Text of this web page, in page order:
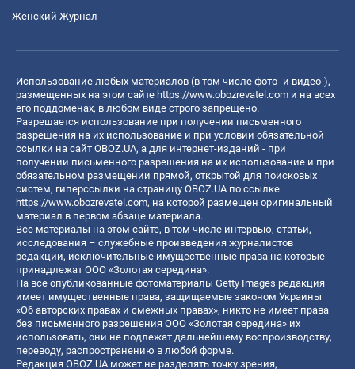
Женский Журнал
Использование любых материалов (в том числе фото- и видео-),
размещенных на этом сайте https://www.obozrevatel.com и на всех
его поддоменах, в любом виде строго запрещено.
Разрешается использование при получении письменного
разрешения на их использование и при условии обязательной
ссылки на сайт OBOZ.UA, а для интернет-изданий - при
получении письменного разрешения на их использование и при
обязательном размещении прямой, открытой для поисковых
систем, гиперссылки на страницу OBOZ.UA по ссылке
https://www.obozrevatel.com, на которой размещен оригинальный
материал в первом абзаце материала.
Все материалы на этом сайте, в том числе интервью, статьи,
исследования – служебные произведения журналистов
редакции, исключительные имущественные права на которые
принадлежат ООО «Золотая середина».
На все опубликованные фотоматериалы Getty Images редакция
имеет имущественные права, защищаемые законом Украины
«Об авторских правах и смежных правах», никто не имеет права
без письменного разрешения ООО «Золотая середина» их
использовать, они не подлежат дальнейшему воспроизводству,
переводу, распространению в любой форме.
Редакция OBOZ.UA может не разделять точку зрения,